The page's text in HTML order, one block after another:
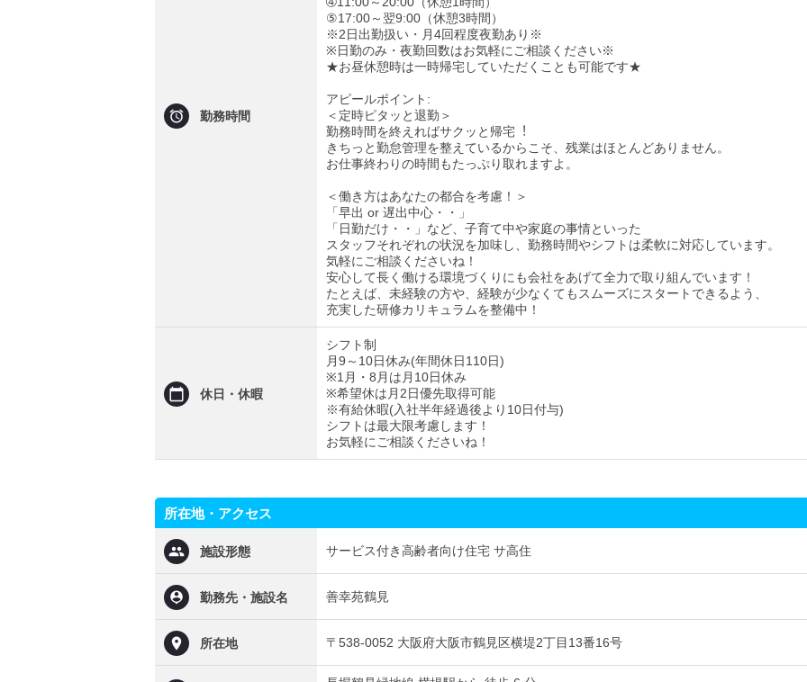
勤務時間
⑤17:00～翌9:00（休憩3時間）
※2日出勤扱い・月4回程度夜勤あり※
※日勤のみ・夜勤回数はお気軽にご相談ください※
★お昼休憩時は一時帰宅していただくことも可能です★
アピールポイント:
＜定時ピタッと退勤＞
勤務時間を終えればサクッと帰宅︕
きちっと勤怠管理を整えているからこそ、残業はほとんどありません。
お仕事終わりの時間もたっぷり取れますよ。
＜働き方はあなたの都合を考慮！＞
「早出 or 遅出中心・・」
「日勤だけ・・」など、子育て中や家庭の事情といった
スタッフそれぞれの状況を加味し、勤務時間やシフトは柔軟に対応しています。
気軽にご相談くださいね！
安心して長く働ける環境づくりにも会社をあげて全力で取り組んでいます！
たとえば、未経験の方や、経験が少なくてもスムーズにスタートできるよう、
充実した研修カリキュラムを整備中！
休日・休暇
シフト制
月9～10日休み(年間休日110日)
※1月・8月は月10日休み
※希望休は月2日優先取得可能
※有給休暇(入社半年経過後より10日付与)
シフトは最大限考慮します！
お気軽にご相談くださいね！
所在地・アクセス
施設形態 サービス付き高齢者向け住宅 サ高住
勤務先・施設名 善幸苑鶴見
所在地 〒538-0052 大阪府大阪市鶴見区横堤2丁目13番16号